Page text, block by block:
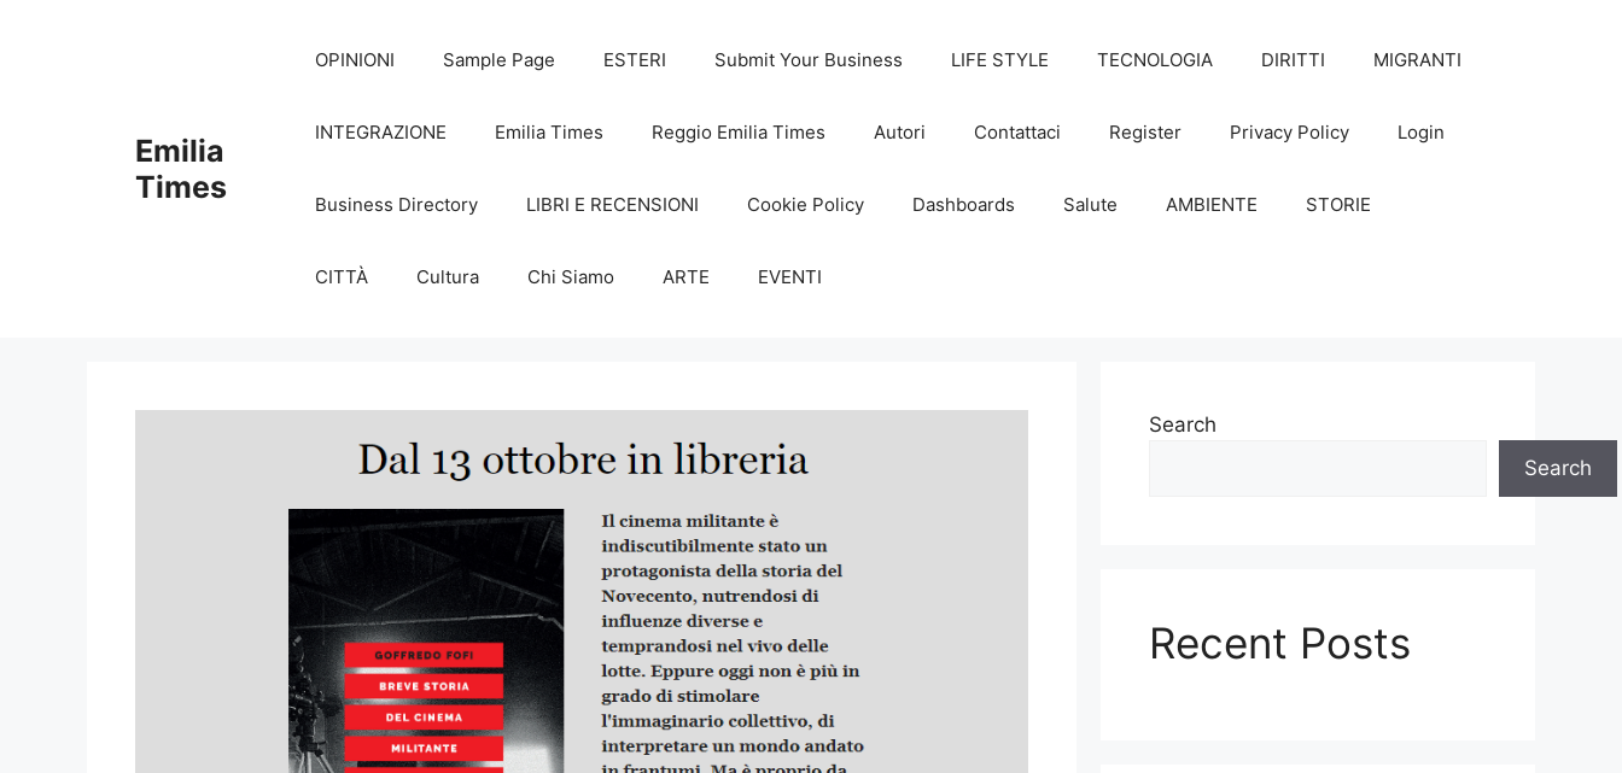
Emilia
Times
OPINIONI Sample Page ESTERI Submit Your Business LIFE STYLE TECNOLOGIA DIRITTI MIGRANTI
INTEGRAZIONE Emilia Times Reggio Emilia Times Autori Contattaci Register Privacy Policy Login
Business Directory LIBRI E RECENSIONI Cookie Policy Dashboards Salute AMBIENTE STORIE
CITTÀ Cultura Chi Siamo ARTE EVENTI
Search
Search
Recent Posts